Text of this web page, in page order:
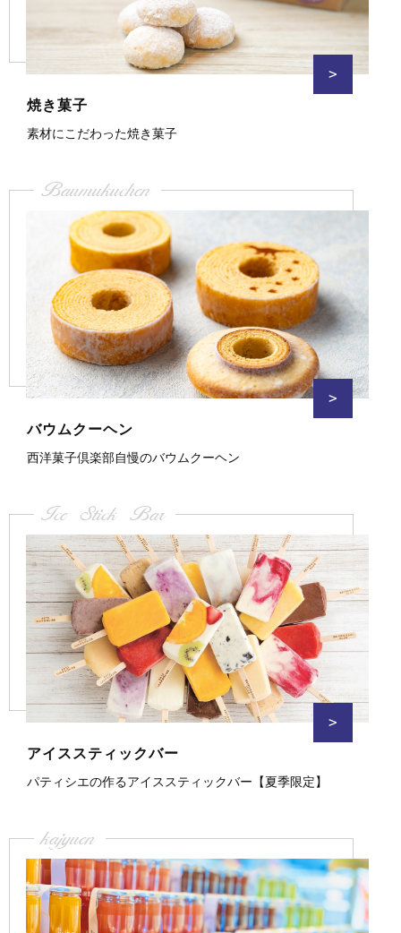
>
焼き菓子
素材にこだわった焼き菓子
Baumukuchen
>
バウムクーヘン
西洋菓子倶楽部自慢のバウムクーヘン
Ice Stick Bar
>
アイススティックバー
パティシエの作るアイススティックバー【夏季限定】
kajyuen